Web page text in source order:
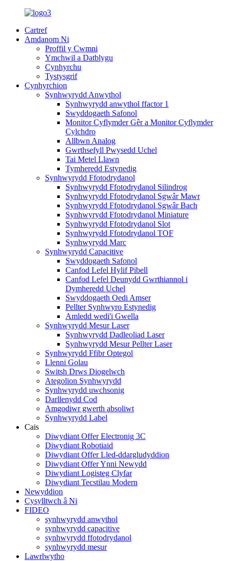
Cartref
Amdanom Ni
Proffil y Cwmni
Ymchwil a Datblygu
Cynhyrchu
Tystysgrif
Cynhyrchion
Synhwyrydd Anwythol
Synhwyrydd anwythol ffactor 1
Swyddogaeth Safonol
Monitor Cyflymder Gêr a Monitor Cyflymder
Cylchdro
Allbwn Analog
Gwrthsefyll Pwysedd Uchel
Tai Metel Llawn
Tymheredd Estynedig
Synhwyrydd Ffotodrydanol
Synhwyrydd Ffotodrydanol Silindrog
Synhwyrydd Ffotodrydanol Sgwâr Mawr
Synhwyrydd Ffotodrydanol Sgwâr Bach
Synhwyrydd Ffotodrydanol Miniature
Synhwyrydd Ffotodrydanol Slot
Synhwyrydd Ffotodrydanol TOF
Synhwyrydd Marc
Synhwyrydd Capacitive
Swyddogaeth Safonol
Canfod Lefel Hylif Pibell
Canfod Lefel Deunydd Gwrthiannol i
Dymheredd Uchel
Swyddogaeth Oedi Amser
Pellter Synhwyro Estynedig
Amledd wedi'i Gwella
Synhwyrydd Mesur Laser
Synhwyrydd Dadleoliad Laser
Synhwyrydd Mesur Pellter Laser
Synhwyrydd Ffibr Optegol
Llenni Golau
Switsh Drws Diogelwch
Ategolion Synhwyrydd
Synhwyrydd uwchsonig
Darllenydd Cod
Amgodiwr gwerth absoliwt
Synhwyrydd Label
Cais
Diwydiant Offer Electronig 3C
Diwydiant Robotiaid
Diwydiant Offer Lled-ddargludyddion
Diwydiant Offer Ynni Newydd
Diwydiant Logisteg Clyfar
Diwydiant Tecstilau Modern
Newyddion
Cysylltwch â Ni
FIDEO
synhwyrydd anwythol
synhwyrydd capacitive
synhwyrydd ffotodrydanol
synhwyrydd mesur
Lawrlwytho